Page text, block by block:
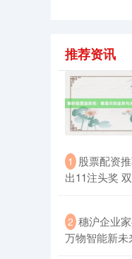
创业板指
推荐资讯
1 股票配资
出11注头奖
2 穗沪企业
万物智能新未